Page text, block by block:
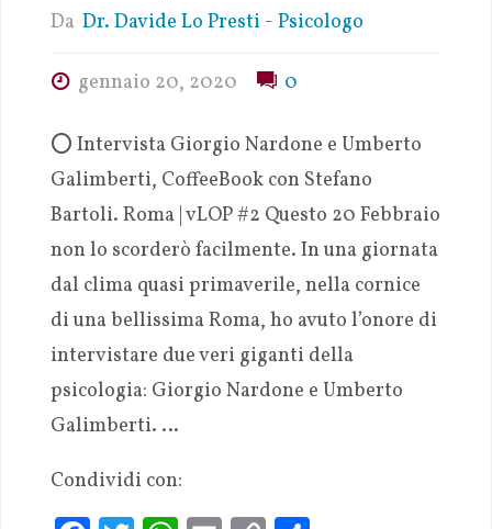
Da Dr. Davide Lo Presti - Psicologo
gennaio 20, 2020 0
⭕️ Intervista Giorgio Nardone e Umberto
Galimberti, CoffeeBook con Stefano
Bartoli. Roma | vLOP #2 Questo 20 Febbraio
non lo scorderò facilmente. In una giornata
dal clima quasi primaverile, nella cornice
di una bellissima Roma, ho avuto l’onore di
intervistare due veri giganti della
psicologia: Giorgio Nardone e Umberto
Galimberti. …
Condividi con: